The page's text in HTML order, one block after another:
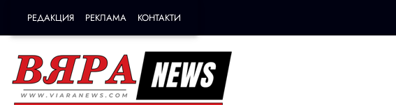
РЕДАКЦИЯ РЕКЛАМА КОНТАКТИ